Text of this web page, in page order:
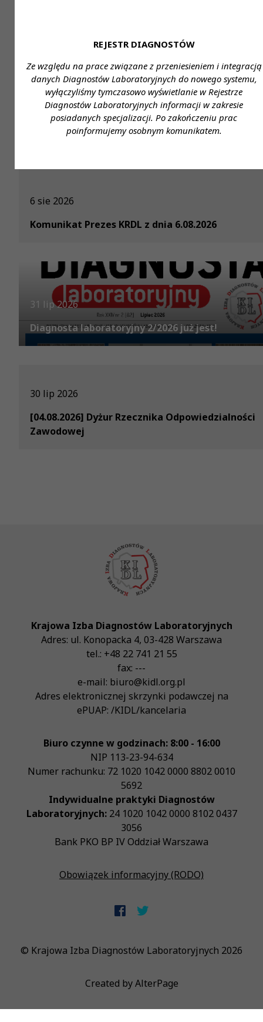
REJESTR DIAGNOSTÓW
Ze względu na prace związane z przeniesieniem i integracją
danych Diagnostów Laboratoryjnych do nowego systemu,
wyłączyliśmy tymczasowo wyświetlanie w Rejestrze
Diagnostów Laboratoryjnych informacji w zakresie
posiadanych specjalizacji. Po zakończeniu prac
poinformujemy osobnym komunikatem.
Przeczytaj również
6 sie 2026
Komunikat Prezes KRDL z dnia 6.08.2026
31 lip 2026
Diagnosta laboratoryjny 2/2026 już jest!
30 lip 2026
[04.08.2026] Dyżur Rzecznika Odpowiedzialności
Zawodowej
Krajowa Izba Diagnostów Laboratoryjnych
Adres: ul. Konopacka 4, 03-428 Warszawa
tel.: +48 22 741 21 55
fax: ---
e-mail: biuro@kidl.org.pl
Adres elektronicznej skrzynki podawczej na
ePUAP: /KIDL/kancelaria
Biuro czynne w godzinach: 8:00 - 16:00
NIP 113-23-94-634
Numer rachunku: 72 1020 1042 0000 8802 0010
5692
Indywidualne praktyki Diagnostów
Laboratoryjnych:24 1020 1042 0000 8102 0437
3056
Bank PKO BP IV Oddział Warszawa
Obowiązek informacyjny (RODO)
© Krajowa Izba Diagnostów Laboratoryjnych 2026
Created byAlterPage